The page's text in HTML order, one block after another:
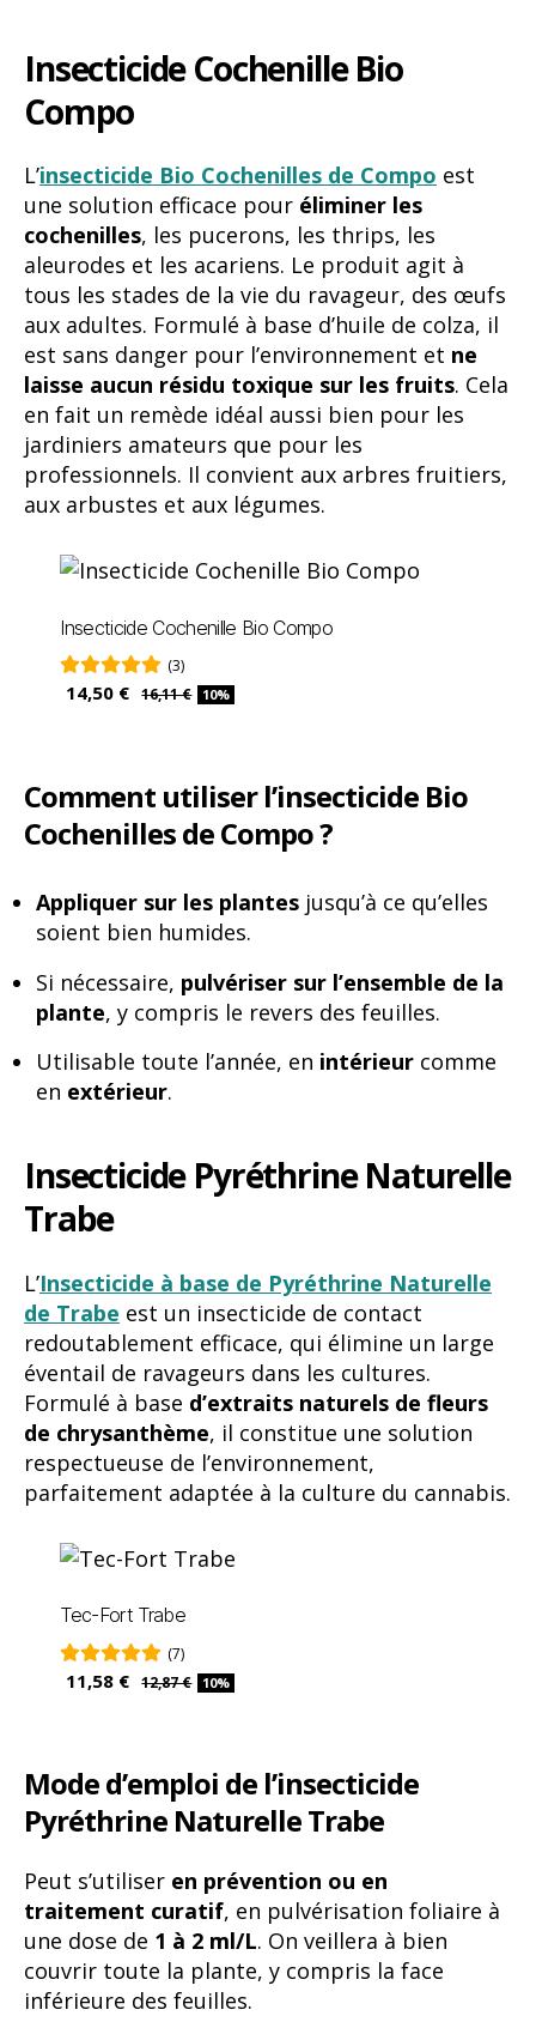
Insecticide Cochenille Bio
Compo
L’insecticide Bio Cochenilles de Compo est
une solution efficace pour éliminer les
cochenilles, les pucerons, les thrips, les
aleurodes et les acariens. Le produit agit à
tous les stades de la vie du ravageur, des œufs
aux adultes. Formulé à base d’huile de colza, il
est sans danger pour l’environnement et ne
laisse aucun résidu toxique sur les fruits. Cela
en fait un remède idéal aussi bien pour les
jardiniers amateurs que pour les
professionnels. Il convient aux arbres fruitiers,
aux arbustes et aux légumes.
Insecticide Cochenille Bio Compo
(3)
14,50 € 16,11 € 10%
Comment utiliser l’insecticide Bio
Cochenilles de Compo ?
Appliquer sur les plantes jusqu’à ce qu’elles
soient bien humides.
Si nécessaire, pulvériser sur l’ensemble de la
plante, y compris le revers des feuilles.
Utilisable toute l’année, en intérieur comme
en extérieur.
Insecticide Pyréthrine Naturelle
Trabe
L’Insecticide à base de Pyréthrine Naturelle
de Trabe est un insecticide de contact
redoutablement efficace, qui élimine un large
éventail de ravageurs dans les cultures.
Formulé à base d’extraits naturels de fleurs
de chrysanthème, il constitue une solution
respectueuse de l’environnement,
parfaitement adaptée à la culture du cannabis.
Tec-Fort Trabe
(7)
11,58 € 12,87 € 10%
Mode d’emploi de l’insecticide
Pyréthrine Naturelle Trabe
Peut s’utiliser en prévention ou en
traitement curatif, en pulvérisation foliaire à
une dose de 1 à 2 ml/L. On veillera à bien
couvrir toute la plante, y compris la face
inférieure des feuilles.